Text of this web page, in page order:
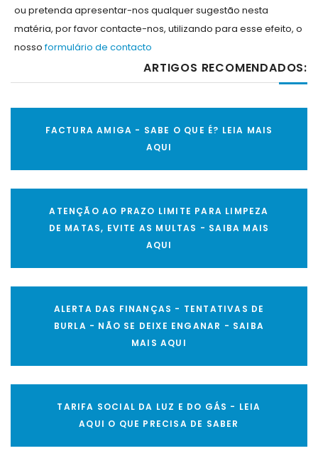
ou pretenda apresentar-nos qualquer sugestão nesta
matéria, por favor contacte-nos, utilizando para esse efeito, o
nossoformulário de contacto
ARTIGOS RECOMENDADOS:
FACTURA AMIGA - SABE O QUE É? LEIA MAIS
AQUI
ATENÇÃO AO PRAZO LIMITE PARA LIMPEZA
DE MATAS, EVITE AS MULTAS - SAIBA MAIS
AQUI
ALERTA DAS FINANÇAS - TENTATIVAS DE
BURLA - NÃO SE DEIXE ENGANAR - SAIBA
MAIS AQUI
TARIFA SOCIAL DA LUZ E DO GÁS - LEIA
AQUI O QUE PRECISA DE SABER